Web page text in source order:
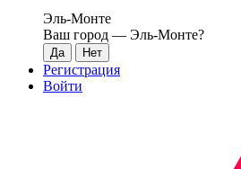
Эль-Монте
Ваш город — Эль-Монте?
Регистрация
Войти